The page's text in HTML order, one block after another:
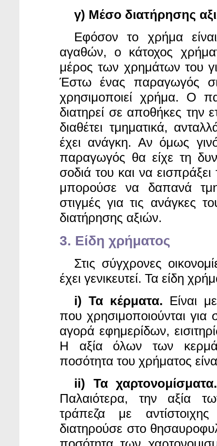
γ) Μέσο διατήρησης
Εφόσον το χρήμα
αγαθών, ο κάτοχος
μέρος των χρημάτων του
Έστω ένας παραγωγός
χρησιμοποιεί χρήμα. Ο
διατηρεί σε αποθήκες την
διαθέτει τμηματικά,
έχει ανάγκη. Αν όμως
παραγωγός θα είχε τη
σοδιά του και να
μπορούσε να δαπανά
στιγμές για τις ανάγκες
διατήρησης αξιών.
3. Είδη χρήματος
Στις σύγχρονες
έχει γενικευτεί. Τα είδη
i) Τα κέρματα. Είναι
που χρησιμοποιούνται
αγορά εφημερίδων,
Η αξία όλων των
ποσότητα του χρήματος
ii) Τα χαρτονομίσματα.
Παλαιότερα, την αξία
τράπεζα με
διατηρούσε στο